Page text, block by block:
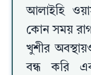
আলাইহি
কোন সময়
খুশীর
বন্ধ করি